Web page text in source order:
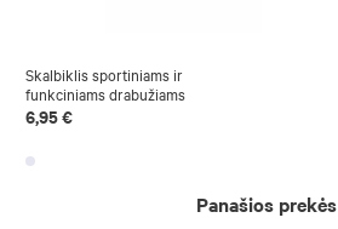
Skalbiklis sportiniams ir
funkciniams drabužiams
6,95 €
Panašios prekės